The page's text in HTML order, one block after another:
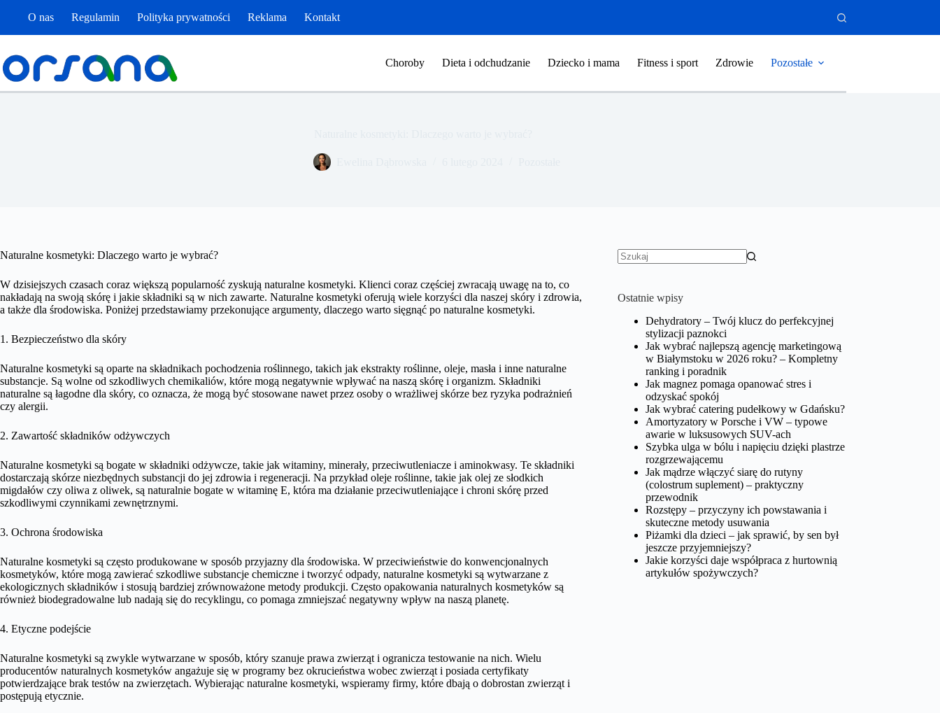
O nas Regulamin Polityka prywatności Reklama Kontakt
Choroby Dieta i odchudzanie Dziecko i mama Fitness i sport Zdrowie Pozostałe
Naturalne kosmetyki: Dlaczego warto je wybrać?
W dzisiejszych czasach coraz większą popularność zyskują naturalne kosmetyki. Klienci coraz częściej zwracają uwagę na to, co
nakładają na swoją skórę i jakie składniki są w nich zawarte. Naturalne kosmetyki oferują wiele korzyści dla naszej skóry i zdrowia,
a także dla środowiska. Poniżej przedstawiamy przekonujące argumenty, dlaczego warto sięgnąć po naturalne kosmetyki.
1. Bezpieczeństwo dla skóry
Naturalne kosmetyki są oparte na składnikach pochodzenia roślinnego, takich jak ekstrakty roślinne, oleje, masła i inne naturalne
substancje. Są wolne od szkodliwych chemikaliów, które mogą negatywnie wpływać na naszą skórę i organizm. Składniki
naturalne są łagodne dla skóry, co oznacza, że ​​mogą być stosowane nawet przez osoby o wrażliwej skórze bez ryzyka podrażnień
czy alergii.
2. Zawartość składników odżywczych
Naturalne kosmetyki są bogate w składniki odżywcze, takie jak witaminy, minerały, przeciwutleniacze i aminokwasy. Te składniki
dostarczają skórze niezbędnych substancji do jej zdrowia i regeneracji. Na przykład oleje roślinne, takie jak olej ze słodkich
migdałów czy oliwa z oliwek, są naturalnie bogate w witaminę E, która ma działanie przeciwutleniające i chroni skórę przed
szkodliwymi czynnikami zewnętrznymi.
3. Ochrona środowiska
Naturalne kosmetyki są często produkowane w sposób przyjazny dla środowiska. W przeciwieństwie do konwencjonalnych
kosmetyków, które mogą zawierać szkodliwe substancje chemiczne i tworzyć odpady, naturalne kosmetyki są wytwarzane z
ekologicznych składników i stosują bardziej zrównoważone metody produkcji. Często opakowania naturalnych kosmetyków są
również biodegradowalne lub nadają się do recyklingu, co pomaga zmniejszać negatywny wpływ na naszą planetę.
4. Etyczne podejście
Naturalne kosmetyki są zwykle wytwarzane w sposób, który szanuje prawa zwierząt i ogranicza testowanie na nich. Wielu
producentów naturalnych kosmetyków angażuje się w programy bez okrucieństwa wobec zwierząt i posiada certyfikaty
potwierdzające brak testów na zwierzętach. Wybierając naturalne kosmetyki, wspieramy firmy, które dbają o dobrostan zwierząt i
postępują etycznie.
Ostatnie wpisy
Dehydratory – Twój klucz do perfekcyjnej
stylizacji paznokci
Jak wybrać najlepszą agencję marketingową
w Białymstoku w 2026 roku? – Kompletny
ranking i poradnik
Jak magnez pomaga opanować stres i
odzyskać spokój
Jak wybrać catering pudełkowy w Gdańsku?
Amortyzatory w Porsche i VW – typowe
awarie w luksusowych SUV-ach
Szybka ulga w bólu i napięciu dzięki plastrze
rozgrzewającemu
Jak mądrze włączyć siarę do rutyny
(colostrum suplement) – praktyczny
przewodnik
Rozstępy – przyczyny ich powstawania i
skuteczne metody usuwania
Piżamki dla dzieci – jak sprawić, by sen był
jeszcze przyjemniejszy?
Jakie korzyści daje współpraca z hurtownią
artykułów spożywczych?